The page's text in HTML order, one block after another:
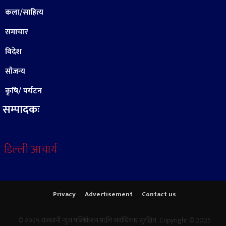
कला/साहित्य
समाचार
विदेश
सौजन्य
कृषि/ पर्यटन
सम्पादकः
डिल्ली आचार्य
Privacy Advertisement Contact us
© २०२५ राजधानी न्युज पब्लिकेशन प्रा.लि सर्वाधिकार सुरक्षित Copyright © 2025